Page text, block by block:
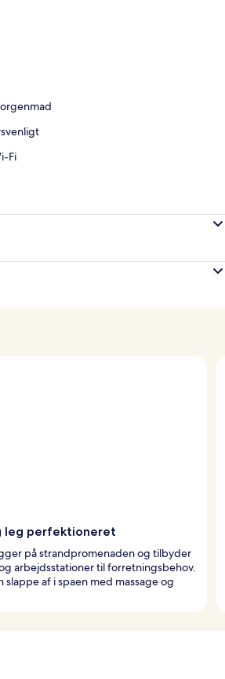
Fi
leg perfektioneret
på strandpromenaden og tilbyder
arbejdsstationer til forretningsbehov.
af i spaen med massage og